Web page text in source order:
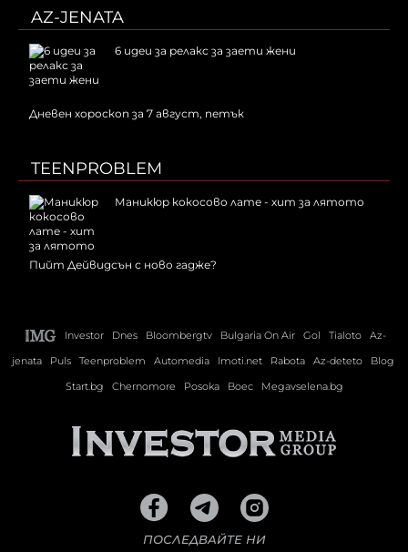
AZ-JENATA
6 идеи за релакс за заети жени
Дневен хороскоп за 7 август, петък
TEENPROBLEM
Маникюр кокосово лате - хит за лятото
Пийт Дейвидсън с ново гадже?
Investor Dnes Bloombergtv Bulgaria On Air Gol Tialoto
Az-
jenata
Puls Teenproblem Automedia Imoti.net Rabota Az-deteto
Blog
Start.bg
Chernomore Posoka Boec Megavselena.bg
ПОСЛЕДВАЙТЕ НИ